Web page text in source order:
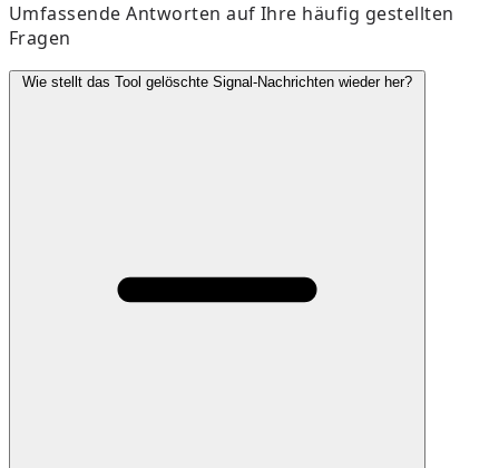
Umfassende Antworten auf Ihre häufig gestellten
Fragen
Wie stellt das Tool gelöschte Signal-Nachrichten wieder her?